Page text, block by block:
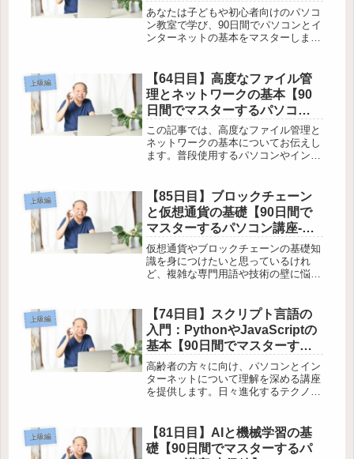
コン講座-上級編】
あなたは子どもや初心者向けのパソコ
ン教室で学び、90日間でパソコンとイ
ンターネットの基本をマスターしまし
は、柔らかい文章で分かりやすく書か
れた90日間の学びの要点をまとめて
い...
上級編
【64日目】高度なファイル管
理とネットワークの基本【90
日間でマスターするパソコン
講座-上級編】
この記事では、高度なファイル管理と
ネットワークの基本についてお伝えし
ます。普段使用するパソコンやインタ
理解が必要です。 まず、ファイル管
理の重要性や基本的な手順について解
説し...
上級編
【85日目】ブロックチェーン
と仮想通貨の基礎【90日間で
マスターするパソコン講座-上
級編】
仮想通貨やブロックチェーンの基礎知
識を身につけたいと思っているけれ
ど、複雑な専門用語や技術の壁に悩ん
講座の上級編として、「ブロックチェ
ーンと仮想通貨の基礎」について分か
り...
上級編
【74日目】スクリプト言語の
入門：PythonやJavaScriptの
基本【90日間でマスターする
パソコン講座-上級編】
高齢者の方々に向け、パソコンとイン
ターネットについて理解を深める講座
を提供します。日々進化するテクノロ
入門：PythonやJavaScriptの基本」と
いうテーマでお伝えし...
上級編
【81日目】AIと機械学習の基
礎【90日間でマスターするパ